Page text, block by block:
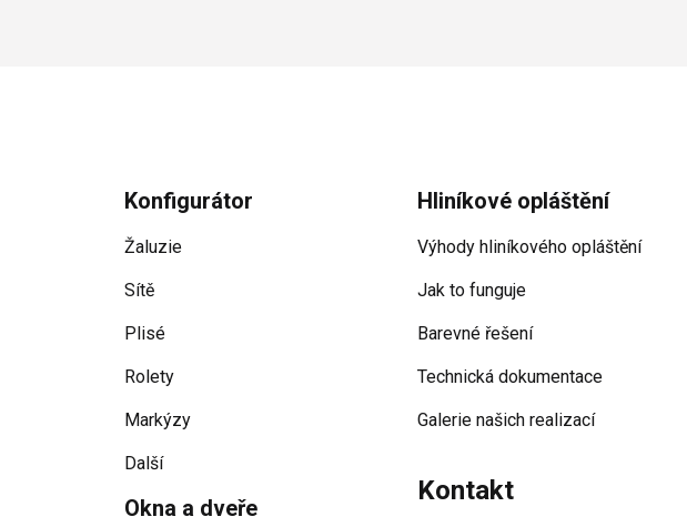
Konfigurátor
Žaluzie
Sítě
Plisé
Rolety
Markýzy
Další
Okna a dveře
Hliníkové opláštění
Výhody hliníkového opláštění
Jak to funguje
Barevné řešení
Technická dokumentace
Galerie našich realizací
Kontakt